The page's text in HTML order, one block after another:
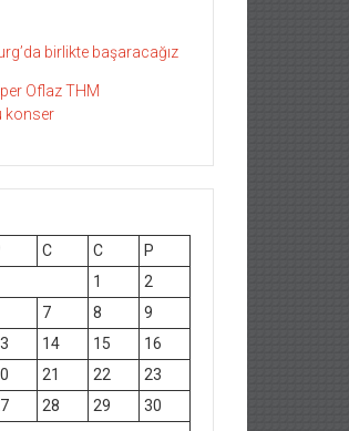
birlikte başaracağız
Oflaz THM
konser
C C
P
1
2
7 8
9
14 15
16
21 22
23
28 29
30